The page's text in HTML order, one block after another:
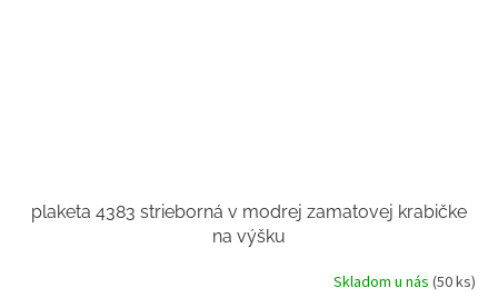
plaketa 4383 strieborná v modrej zamatovej krabičke
na výšku
Skladom u nás (50 ks)